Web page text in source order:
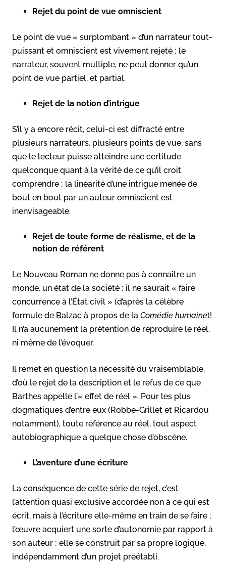
Rejet du point de vue omniscient
Le point de vue « surplombant » d’un narrateur tout-
puissant et omniscient est vivement rejeté ; le
narrateur, souvent multiple, ne peut donner qu’un
point de vue partiel, et partial.
Rejet de la notion d’intrigue
S’il y a encore récit, celui-ci est diffracté entre
plusieurs narrateurs, plusieurs points de vue, sans
que le lecteur puisse atteindre une certitude
quelconque quant à la vérité de ce qu’il croit
comprendre ; la linéarité d’une intrigue menée de
bout en bout par un auteur omniscient est
inenvisageable.
Rejet de toute forme de réalisme, et de la
notion de référent
Le Nouveau Roman ne donne pas à connaître un
monde, un état de la société ; il ne saurait « faire
concurrence à l’État civil » (d’après la célèbre
formule de Balzac à propos de la Comédie humaine)!
Il n’a aucunement la prétention de reproduire le réel,
ni même de l’évoquer.
Il remet en question la nécessité du vraisemblable,
d’où le rejet de la description et le refus de ce que
Barthes appelle l’« effet de réel ». Pour les plus
dogmatiques d’entre eux (Robbe-Grillet et Ricardou
notamment), toute référence au réel, tout aspect
autobiographique a quelque chose d’obscène.
L’aventure d’une écriture
La conséquence de cette série de rejet, c’est
l’attention quasi exclusive accordée non à ce qui est
écrit, mais à l’écriture elle-même en train de se faire ;
l’œuvre acquiert une sorte d’autonomie par rapport à
son auteur ; elle se construit par sa propre logique,
indépendamment d’un projet préétabli.